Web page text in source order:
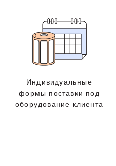
Индивидуальные
формы поставки под
оборудование клиента